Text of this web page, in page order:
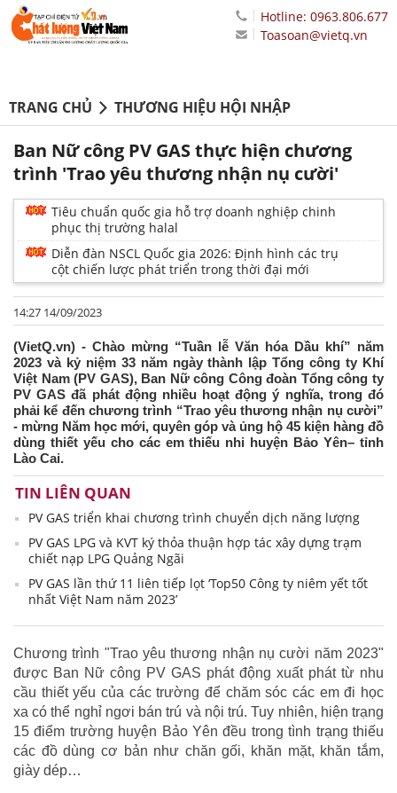
Hotline: 0963.806.677
Toasoan@vietq.vn
TRANG CHỦ THƯƠNG HIỆU HỘI NHẬP
Ban Nữ công PV GAS thực hiện chương
trình 'Trao yêu thương nhận nụ cười'
Tiêu chuẩn quốc gia hỗ trợ doanh nghiệp chinh
phục thị trường halal
Diễn đàn NSCL Quốc gia 2026: Định hình các trụ
cột chiến lược phát triển trong thời đại mới
14:27 14/09/2023
(VietQ.vn) - Chào mừng “Tuần lễ Văn hóa Dầu khí” năm
2023 và kỷ niệm 33 năm ngày thành lập Tổng công ty Khí
Việt Nam (PV GAS), Ban Nữ công Công đoàn Tổng công ty
PV GAS đã phát động nhiều hoạt động ý nghĩa, trong đó
phải kể đến chương trình “Trao yêu thương nhận nụ cười”
- mừng Năm học mới, quyên góp và ủng hộ 45 kiện hàng đồ
dùng thiết yếu cho các em thiếu nhi huyện Bảo Yên– tỉnh
Lào Cai.
TIN LIÊN QUAN
PV GAS triển khai chương trình chuyển dịch năng lượng
PV GAS LPG và KVT ký thỏa thuận hợp tác xây dựng trạm
chiết nạp LPG Quảng Ngãi
PV GAS lần thứ 11 liên tiếp lọt ‘Top50 Công ty niêm yết tốt
nhất Việt Nam năm 2023’
Chương trình "Trao yêu thương nhận nụ cười năm 2023"
được Ban Nữ công PV GAS phát động xuất phát từ nhu
cầu thiết yếu của các trường để chăm sóc các em đi học
xa có thể nghỉ ngơi bán trú và nội trú. Tuy nhiên, hiện trạng
15 điểm trường huyện Bảo Yên đều trong tình trạng thiếu
các đồ dùng cơ bản như chăn gối, khăn mặt, khăn tắm,
giày dép…